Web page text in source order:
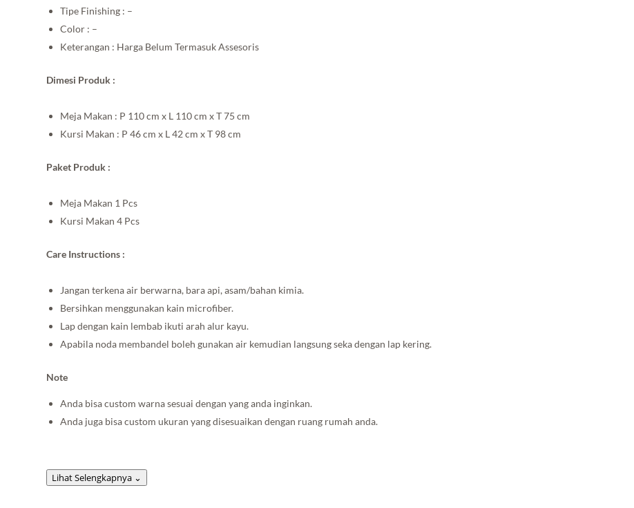
Tipe Finishing : –
Color : –
Keterangan : Harga Belum Termasuk Assesoris
Dimesi Produk :
Meja Makan : P 110 cm x L 110 cm x T 75 cm
Kursi Makan : P 46 cm x L 42 cm x T 98 cm
Paket Produk :
Meja Makan 1 Pcs
Kursi Makan 4 Pcs
Care Instructions :
Jangan terkena air berwarna, bara api, asam/bahan kimia.
Bersihkan menggunakan kain microfiber.
Lap dengan kain lembab ikuti arah alur kayu.
Apabila noda membandel boleh gunakan air kemudian langsung seka dengan lap kering.
Note
Anda bisa custom warna sesuai dengan yang anda inginkan.
Anda juga bisa custom ukuran yang disesuaikan dengan ruang rumah anda.
Lihat Selengkapnya ⌄